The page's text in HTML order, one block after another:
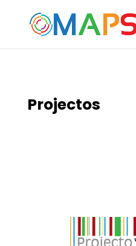
Projectos